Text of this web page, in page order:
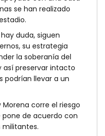
se han realizado
duda, siguen
su estrategia
la soberanía del
así preservar intacto
podrían llevar a un
corre el riesgo
pone de acuerdo con
militantes.